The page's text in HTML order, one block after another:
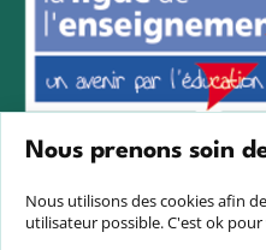
Créé avec passion par Pure
Nous prenons soin
Nous utilisons des cookies afin
utilisateur possible. C'est ok pour